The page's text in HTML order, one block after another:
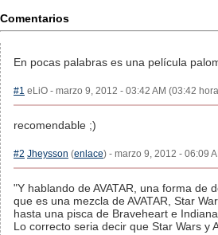
Comentarios
En pocas palabras es una película
#1 eLiO - marzo 9, 2012 - 03:42 AM (03:42
recomendable ;)
#2 Jheysson (enlace) - marzo 9, 2012 - 06:09
"Y hablando de AVATAR, una forma de
que es una mezcla de AVATAR, Star
hasta una pisca de Braveheart e
Lo correcto seria decir que Star Wars y